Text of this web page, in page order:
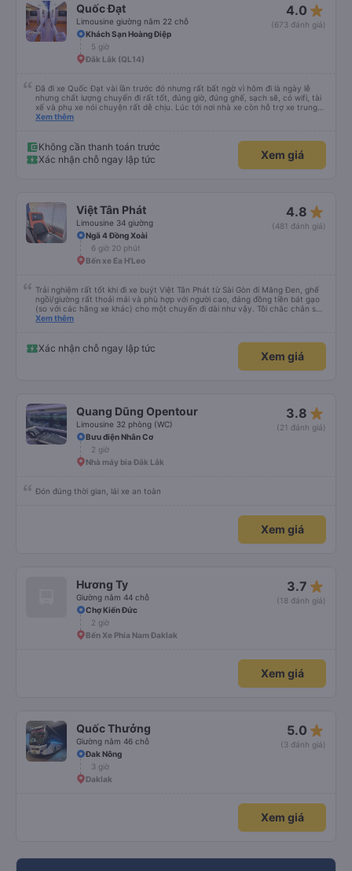
Quốc Đạt
Limousine giường nằm 22 chỗ
4.0 star_rate
(673 đánh giá)
Khách Sạn Hoàng Điệp
5 giờ
Đắk Lắk (QL14)
Đã đi xe Quốc Đạt vài lần trước đó nhưng rất bất ngờ vì hôm đi là ngày lễ
nhưng chất lượng chuyến đi rất tốt, đúng giờ, đúng ghế, sạch sẽ, có wifi, tài
xế và phụ xe nói chuyện rất dễ chịu. Lúc tới nơi nhà xe còn hỗ trợ xe trung
chuyển tới tận nhà. 10đ cho nhà xe, hy vọng nhà xe duy trì được chất lượng
Xem thêm
Không cần thanh toán trước
Xác nhận chỗ ngay lập tức
Xem giá
Việt Tân Phát
Limousine 34 giường
4.8 star_rate
(481 đánh giá)
Ngã 4 Đồng Xoài
6 giờ 20 phút
Bến xe Ea H'Leo
Trải nghiệm rất tốt khi đi xe buýt Việt Tân Phát từ Sài Gòn đi Măng Đen, ghế
ngồi/giường rất thoải mái và phù hợp với người cao, đáng đồng tiền bát gạo
(so với các hãng xe khác) cho một chuyến đi dài như vậy. Tôi chắc chắn sẽ
sử dụng lại sau.
Xem thêm
Xác nhận chỗ ngay lập tức
Xem giá
Quang Dũng Opentour
Limousine 32 phòng (WC)
3.8 star_rate
(21 đánh giá)
Bưu điện Nhân Cơ
2 giờ
Nhà máy bia Đắk Lắk
Đón đúng thời gian, lái xe an toàn
Xem giá
Hương Ty
Giường nằm 44 chỗ
3.7 star_rate
(18 đánh giá)
Chợ Kiến Đức
2 giờ
Bến Xe Phía Nam Đaklak
Xem giá
Quốc Thưởng
Giường nằm 46 chỗ
5.0 star_rate
(3 đánh giá)
Đak Nông
3 giờ
Daklak
Xem giá